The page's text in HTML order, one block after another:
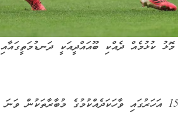
ކުޅުމެއް ދެއްކި ބޫއައްދީއަކީ ދަނޑުމަތީގައާއި
ލިލްއަށް ކުޅޭ މި ޒުވާން ކުޅުންތެރިޔާ ވަނީ އުމުރުން 15 އަހަރުގައި ވާހަކަދެއްކުމުގެ މުބާރާތަކުން ވަނަ